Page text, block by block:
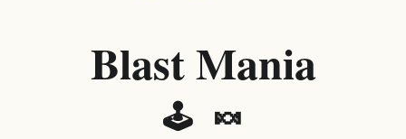
Blast Mania
🕹️ 🍬